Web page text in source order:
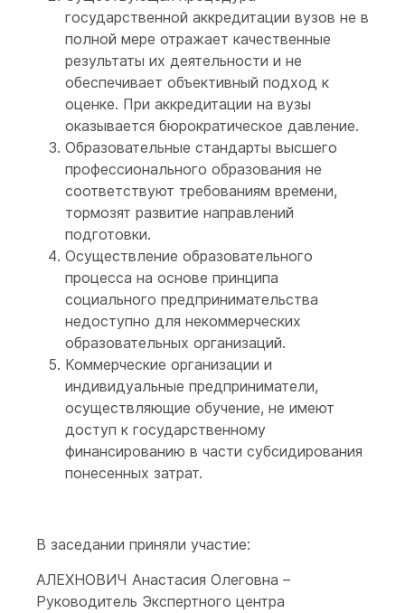
государственной аккредитации вузов не в
полной мере отражает качественные
результаты их деятельности и не
обеспечивает объективный подход к
оценке. При аккредитации на вузы
оказывается бюрократическое давление.
Образовательные стандарты высшего
профессионального образования не
соответствуют требованиям времени,
тормозят развитие направлений
подготовки.
Осуществление образовательного
процесса на основе принципа
социального предпринимательства
недоступно для некоммерческих
образовательных организаций.
Коммерческие организации и
индивидуальные предприниматели,
осуществляющие обучение, не имеют
доступ к государственному
финансированию в части субсидирования
понесенных затрат.
В заседании приняли участие:
АЛЕХНОВИЧ Анастасия Олеговна –
Руководитель Экспертного центра